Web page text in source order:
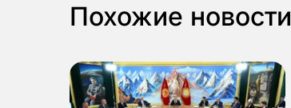
Похожие новости